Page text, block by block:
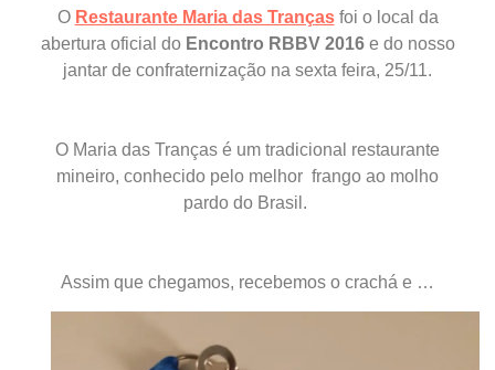
O Restaurante Maria das Trançasfoi o local da
abertura oficial do Encontro RBBV 2016e do nosso
jantar de confraternização na sexta feira, 25/11.
O Maria das Tranças é um tradicional restaurante
mineiro, conhecido pelo melhor frango ao molho
pardo do Brasil.
Assim que chegamos, recebemos o crachá e …